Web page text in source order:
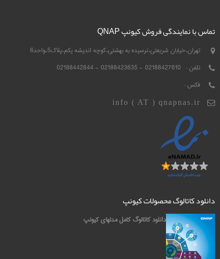
تماس با نمایندگی فروش کیونپ QNAP
تهران،خیابان شریعتی،نرسیده به بهشتی،کوچه اندیشه یکم،پلاک5،واحد6
تلفن : 02188427610 - 02188423635 - 02188442844
فکس :
info ( AT ) qnapnas.ir
دانلود کاتالوگ محصولات کیونپ
دانلود کاتالوگ کامل مدلهای کیونپ